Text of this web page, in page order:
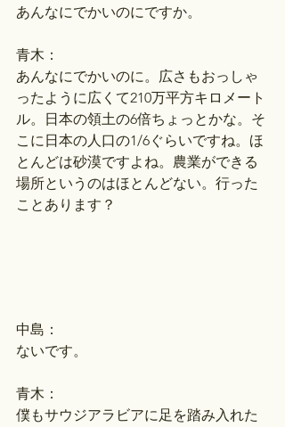
あんなにでかいのにですか。
青木：
あんなにでかいのに。広さもおっしゃ
ったように広くて210万平方キロメート
ル。日本の領土の6倍ちょっとかな。そ
こに日本の人口の1/6ぐらいですね。ほ
とんどは砂漠ですよね。農業ができる
場所というのはほとんどない。行った
ことあります？
中島：
ないです。
青木：
僕もサウジアラビアに足を踏み入れた